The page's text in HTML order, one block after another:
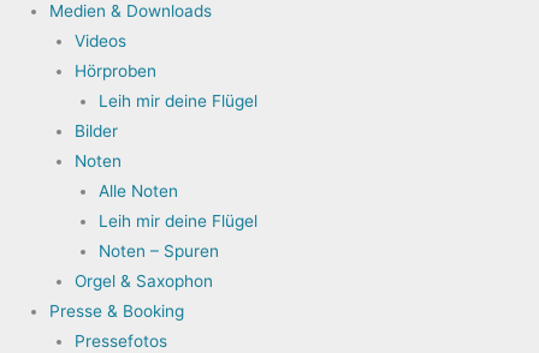
Medien & Downloads
Videos
Hörproben
Leih mir deine Flügel
Bilder
Noten
Alle Noten
Leih mir deine Flügel
Noten – Spuren
Orgel & Saxophon
Presse & Booking
Pressefotos